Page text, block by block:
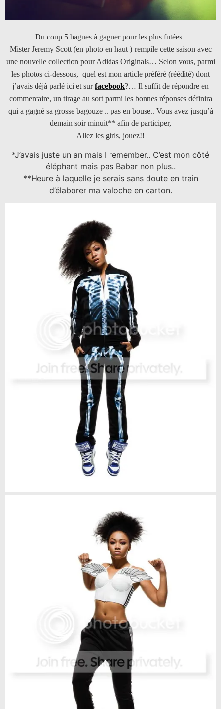
Du coup 5 bagues à gagner pour les plus futées..
Mister Jeremy Scott (en photo en haut ) rempile cette saison avec
une nouvelle collection pour Adidas Originals… Selon vous, parmi
les photos ci-dessous, quel est mon article préféré (réédité) dont
j’avais déjà parlé ici et surfacebook?… Il suffit de répondre en
commentaire, un tirage au sort parmi les bonnes réponses définira
qui a gagné sa grosse bagouze .. pas en bouse.. Vous avez jusqu’à
demain soir minuit** afin de participer,
Allez les girls, jouez!!
*J’avais juste un an mais I remember.. C’est mon côté
éléphant mais pas Babar non plus..
**Heure à laquelle je serais sans doute en train
d’élaborer ma valoche en carton.